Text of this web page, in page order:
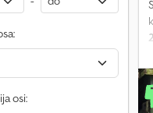
osi: